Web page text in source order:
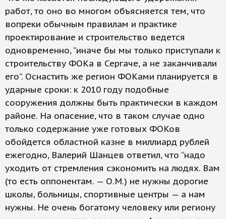
работ, то оно во многом объясняется тем, что
вопреки обычным правилам и практике
проектирование и строительство ведется
одновременно, “иначе бы мы только приступали к
строительству ФОКа в Сергаче, а не заканчивали
его”. Оснастить же регион ФОКами планируется в
ударные сроки: к 2010 году подобные
сооружения должны быть практически в каждом
районе. На опасение, что в таком случае одно
только содержание уже готовых ФОКов
обойдется областной казне в миллиард рублей
ежегодно, Валерий Шанцев ответил, что “надо
уходить от стремления сэкономить на людях. Вам
(то есть оппонентам. — О.М.) не нужны дорогие
школы, больницы, спортивные центры — а нам
нужны. Не очень богатому человеку или региону